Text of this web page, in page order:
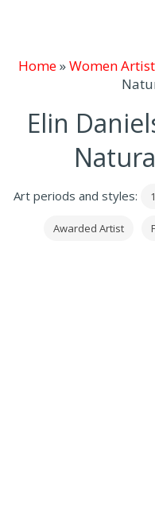
Home»Women
Elin
Art periods and styles:
Awarded Artist